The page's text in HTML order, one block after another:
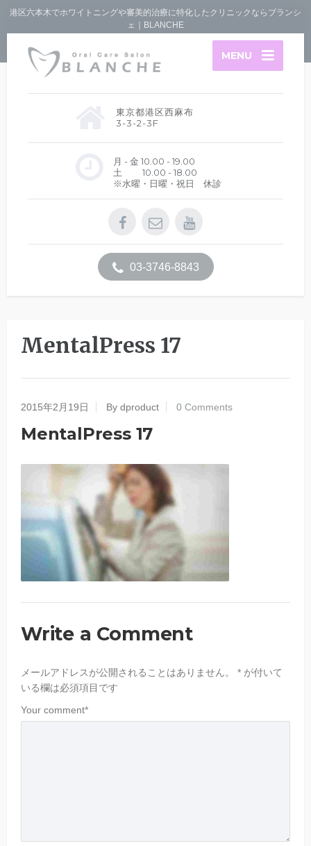
港区六本木でホワイトニングや審美的治療に特化したクリニックならブランシ
ェ｜BLANCHE
MENU
東京都港区西麻布
3-3-2-3F
月 - 金 10.00 - 19.00
土 10.00 - 18.00
※水曜・日曜・祝日 休診
03-3746-8843
MentalPress 17
2015年2月19日 By dproduct 0 Comments
MentalPress 17
Write a Comment
メールアドレスが公開されることはありません。 * が付いて
いる欄は必須項目です
Your comment*